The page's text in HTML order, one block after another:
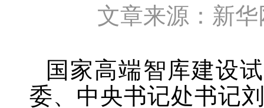
文章来源：
国家高端智库建设
委、中央书记处书记